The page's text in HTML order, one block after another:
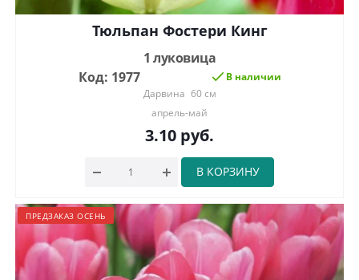
Тюльпан Фостери Кинг
1 луковица
Код: 1977
В наличии
Дарвина 60 см
апрель-май
3.10 руб.
В КОРЗИНУ
ПРЕДЗАКАЗ ОСЕНЬ